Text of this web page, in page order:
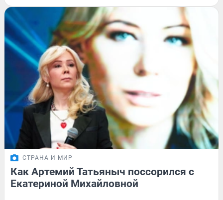
СТРАНА И МИР
Как Артемий Татьяныч поссорился с
Екатериной Михайловной